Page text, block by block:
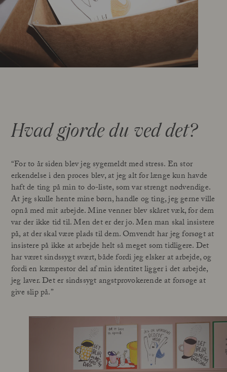
Hvad gjorde du ved det?
“For to år siden blev jeg sygemeldt med stress. En stor
erkendelse i den proces blev, at jeg alt for længe kun havde
haft de ting på min to do-liste, som var strengt nødvendige.
At jeg skulle hente mine børn, handle og ting, jeg gerne ville
opnå med mit arbejde. Mine venner blev skåret væk, for dem
var der ikke tid til. Men det er der jo. Men man skal insistere
på, at der skal være plads til dem. Omvendt har jeg forsøgt at
insistere på ikke at arbejde helt så meget som tidligere. Det
har været sindssygt svært, både fordi jeg elsker at arbejde, og
fordi en kæmpestor del af min identitet ligger i det arbejde,
jeg laver. Det er sindssygt angstprovokerende at forsøge at
give slip på.”